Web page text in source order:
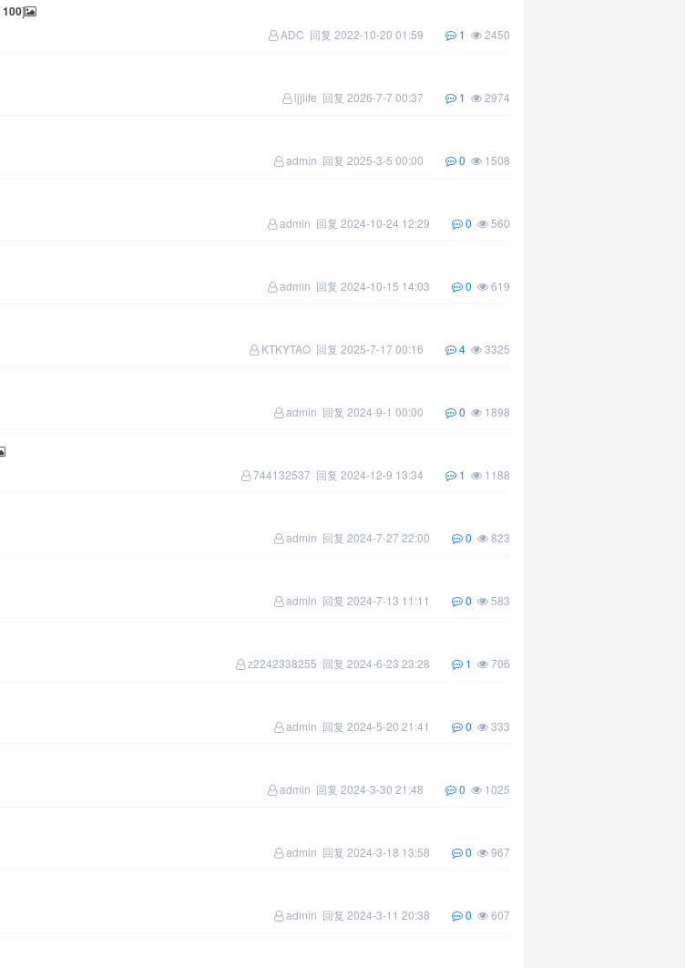
100]
2450
1
ADC 回复 2022-10-20 01:59
2974
1
ljjlife 回复 2026-7-7 00:37
1508
0
admin 回复 2025-3-5 00:00
560
0
admin 回复 2024-10-24 12:29
619
0
admin 回复 2024-10-15 14:03
3325
4
KTKYTAO 回复 2025-7-17 00:16
1898
0
admin 回复 2024-9-1 00:00
1188
1
744132537 回复 2024-12-9 13:34
823
0
admin 回复 2024-7-27 22:00
583
0
admin 回复 2024-7-13 11:11
706
1
z2242338255 回复 2024-6-23 23:28
333
0
admin 回复 2024-5-20 21:41
1025
0
admin 回复 2024-3-30 21:48
967
0
admin 回复 2024-3-18 13:58
607
0
admin 回复 2024-3-11 20:38